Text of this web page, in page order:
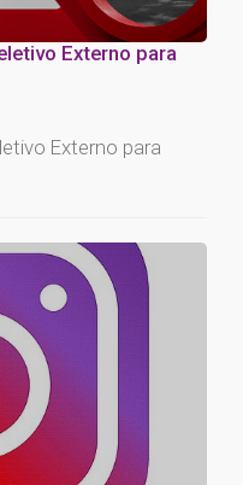
Externo para
Externo para